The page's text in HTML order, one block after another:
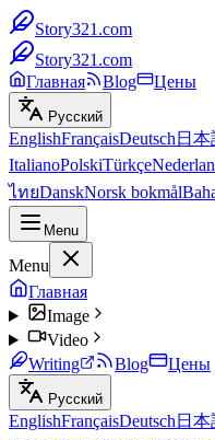
Story321.com
Story321.com
Главная
Blog Цены
Русский
EnglishFrançaisDeutsch 日本
ItalianoPolskiTürkçe
ไทยDanskNorsk bokmål
Menu
Menu
Главная
Image
Video
Writing
Blog Цены
Русский
EnglishFrançaisDeutsch 日本